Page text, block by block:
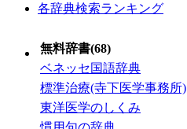
各辞典検索ランキング
無料辞書(68)
ベネッセ国語辞典
標準治療(寺下医学事務所)
東洋医学のしくみ